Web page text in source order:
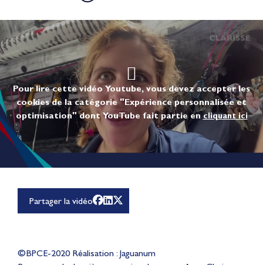
Pour lire cette vidéo Youtube, vous devez accepter les
cookies de la catégorie "Expérience personnalisée et
optimisation" dont YouTube fait partie encliquant ici
Partager la vidéo
©BPCE-2020 Réalisation : Jaguanum